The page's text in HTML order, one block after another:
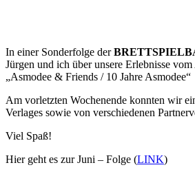
In einer Sonderfolge der
Jürgen und ich über unsere Erlebnisse
„Asmodee & Friends / 10 Jahre Asmodee“
Am vorletzten Wochenende konnten wir
Verlages sowie von verschiedenen
Viel Spaß!
Hier geht es zur Juni – Folge (LINK)